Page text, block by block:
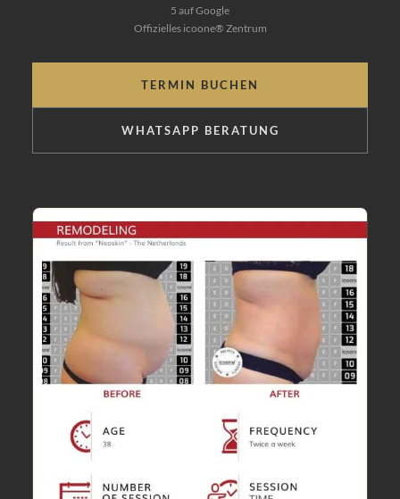
5 auf Google
Offizielles icoone® Zentrum
TERMIN BUCHEN
WHATSAPP BERATUNG